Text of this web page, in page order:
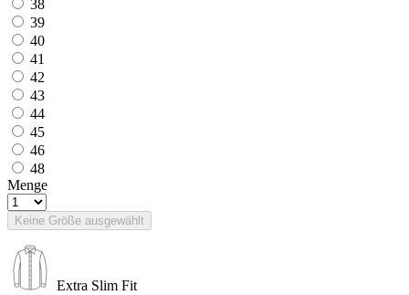
38
39
40
41
42
43
44
45
46
48
Menge
Keine Größe ausgewählt
Extra Slim Fit